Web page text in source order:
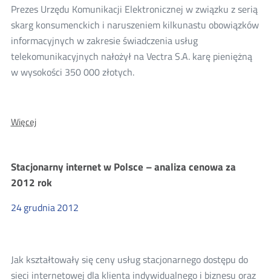
Prezes Urzędu Komunikacji Elektronicznej w związku z serią
skarg konsumenckich i naruszeniem kilkunastu obowiązków
informacyjnych w zakresie świadczenia usług
telekomunikacyjnych nałożył na Vectra S.A. karę pieniężną
w wysokości 350 000 złotych.
WięcejO:
kablowej
Vectra
ukarany
w
praw
konsumentów
Stacjonarny internet w Polsce – analiza cenowa za
2012 rok
24grudnia2012
Jak kształtowały się ceny usług stacjonarnego dostępu do
sieci internetowej dla klienta indywidualnego i biznesu oraz